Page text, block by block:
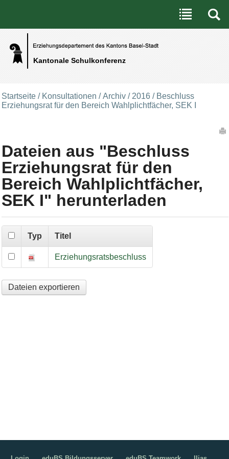
Kantonale Schulkonferenz
Benutzerspezifische Werkzeuge
Direkt zum Inhalt|Direkt zur Navigation
Startseite / Konsultationen /Archiv / 2016 / Beschluss
Erziehungsrat für den Bereich Wahlplichtfächer, SEK I
Dateien aus "Beschluss
Erziehungsrat für den
Bereich Wahlplichtfächer,
SEK I" herunterladen
Beschluss Erziehungsrat für den Bereich Wahlplichtfächer,
Typ Titel
Erziehungsratsbeschluss
Dateien exportieren